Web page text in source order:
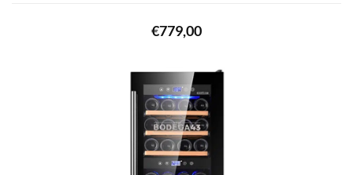
€779,00